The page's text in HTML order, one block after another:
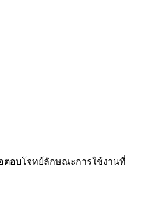
อตอบโจทย์ลักษณะการใช้งานที่